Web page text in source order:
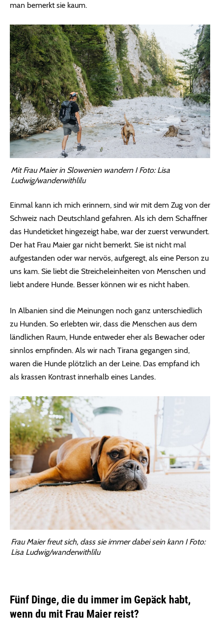
man bemerkt sie kaum.
Mit Frau Maier in Slowenien wandern I Foto: Lisa
Ludwig/wanderwithlilu
Einmal kann ich mich erinnern, sind wir mit dem Zug von der
Schweiz nach Deutschland gefahren. Als ich dem Schaffner
das Hundeticket hingezeigt habe, war der zuerst verwundert.
Der hat Frau Maier gar nicht bemerkt. Sie ist nicht mal
aufgestanden oder war nervös, aufgeregt, als eine Person zu
uns kam. Sie liebt die Streicheleinheiten von Menschen und
liebt andere Hunde. Besser können wir es nicht haben.
In Albanien sind die Meinungen noch ganz unterschiedlich
zu Hunden. So erlebten wir, dass die Menschen aus dem
ländlichen Raum, Hunde entweder eher als Bewacher oder
sinnlos empfinden. Als wir nach Tirana gegangen sind,
waren die Hunde plötzlich an der Leine. Das empfand ich
als krassen Kontrast innerhalb eines Landes.
Frau Maier freut sich, dass sie immer dabei sein kann I Foto:
Lisa Ludwig/wanderwithlilu
Fünf Dinge, die du immer im Gepäck habt,
wenn du mit Frau Maier reist?